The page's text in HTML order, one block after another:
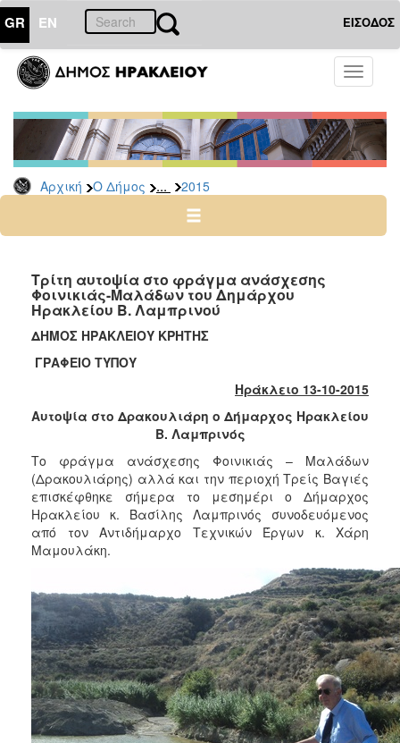
GR EN ΕΙΣΟΔΟΣ
Toggle
Αρχική Ο Δήμος ... 2015
ΔΗΜΟΣ
Δελτία
Τύπου
Αρχείο
2026
2024
2022
2021
2016
2015
2013
2012
2010
2006
ΤΟΠΟΣ
Τρίτη αυτοψία στο φράγμα ανάσχεσης
Φοινικιάς-Μαλάδων του Δημάρχου
Ηρακλείου Β. Λαμπρινού
ΔΗΜΟΣ ΗΡΑΚΛΕΙΟΥ ΚΡΗΤΗΣ
ΓΡΑΦΕΙΟ ΤΥΠΟΥ
Ηράκλειο 13-10-2015
Αυτοψία στο Δρακουλιάρη ο Δήμαρχος Ηρακλείου
Β. Λαμπρινός
Το φράγμα ανάσχεσης Φοινικιάς – Μαλάδων
(Δρακουλιάρης) αλλά και την περιοχή Τρείς Βαγιές
επισκέφθηκε σήμερα το μεσημέρι ο Δήμαρχος
Ηρακλείου κ. Βασίλης Λαμπρινός συνοδευόμενος
από τον Αντιδήμαρχο Τεχνικών Έργων κ. Χάρη
Μαμουλάκη.